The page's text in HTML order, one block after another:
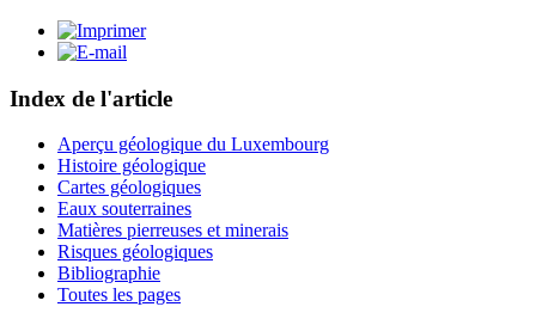
Index de l'article
Aperçu géologique du Luxembourg
Histoire géologique
Cartes géologiques
Eaux souterraines
Matières pierreuses et minerais
Risques géologiques
Bibliographie
Toutes les pages